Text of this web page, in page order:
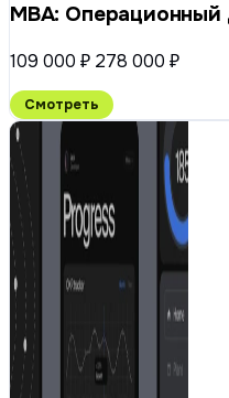
МВА: Операционный
109 000 ₽ 278 000 ₽
Смотреть